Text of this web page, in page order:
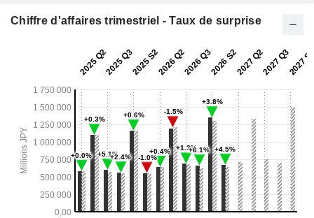
Chiffre d'affaires trimestriel - Taux de surprise